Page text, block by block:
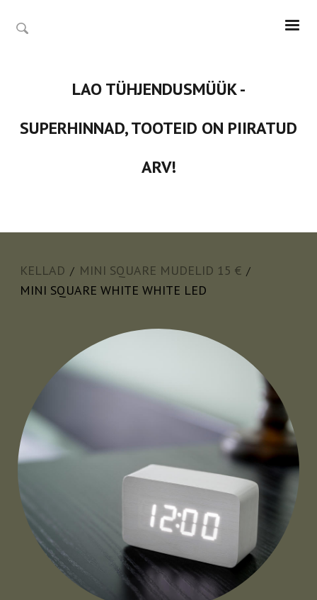
LAO TÜHJENDUSMÜÜK -
SUPERHINNAD, TOOTEID ON PIIRATUD
ARV!
KELLAD / MINI SQUARE MUDELID 15 € /
MINI SQUARE WHITE WHITE LED